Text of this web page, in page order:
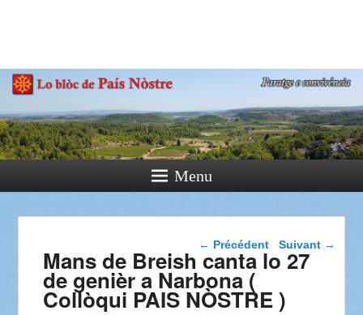
Paratge e Convivència
Menu
Navigation dans les
articles
← Précédent Suivant →
Mans de Breish canta lo 27
de genièr a Narbona (
Collòqui PAIS NÒSTRE )